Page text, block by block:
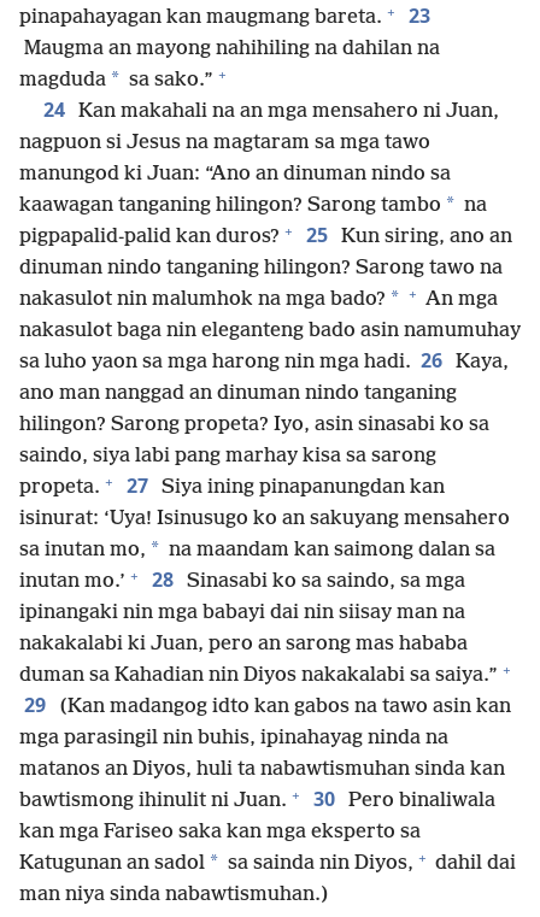
pinapahayagan kan maugmang bareta. + 23
Maugma an mayong nahihiling na dahilan na
magduda * sa sako.” +
24 Kan makahali na an mga mensahero ni Juan,
nagpuon si Jesus na magtaram sa mga tawo
manungod ki Juan: “Ano an dinuman nindo sa
kaawagan tanganing hilingon? Sarong tambo * na
pigpapalid-palid kan duros? + 25 Kun siring, ano an
dinuman nindo tanganing hilingon? Sarong tawo na
nakasulot nin malumhok na mga bado? * + An mga
nakasulot baga nin eleganteng bado asin namumuhay
sa luho yaon sa mga harong nin mga hadi. 26 Kaya,
ano man nanggad an dinuman nindo tanganing
hilingon? Sarong propeta? Iyo, asin sinasabi ko sa
saindo, siya labi pang marhay kisa sa sarong
propeta. + 27 Siya ining pinapanungdan kan
isinurat: ‘Uya! Isinusugo ko an sakuyang mensahero
sa inutan mo, * na maandam kan saimong dalan sa
inutan mo.’ + 28 Sinasabi ko sa saindo, sa mga
ipinangaki nin mga babayi dai nin siisay man na
nakakalabi ki Juan, pero an sarong mas hababa
duman sa Kahadian nin Diyos nakakalabi sa saiya.” +
29
(Kan madangog idto kan gabos na tawo asin kan
mga parasingil nin buhis, ipinahayag ninda na
matanos an Diyos, huli ta nabawtismuhan sinda kan
bawtismong ihinulit ni Juan. + 30 Pero binaliwala
kan mga Fariseo saka kan mga eksperto sa
Katugunan an sadol * sa sainda nin Diyos, + dahil dai
man niya sinda nabawtismuhan.)